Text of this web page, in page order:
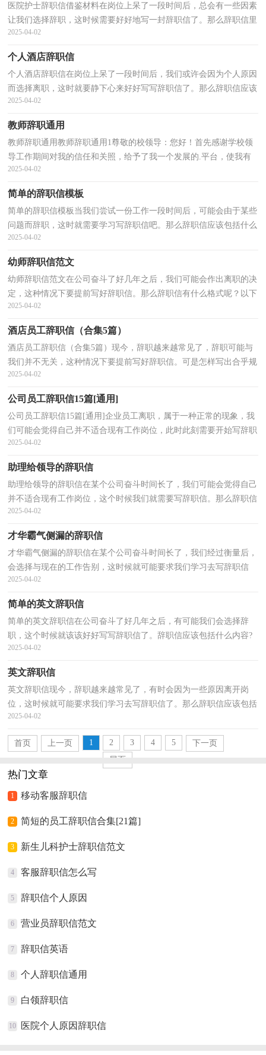
医院护士辞职信借鉴材料在岗位上呆了一段时间后，总会有一些因素
让我们选择辞职，这时候需要好好地写一封辞职信了。那么辞职信里
该包含哪些内容呢？下面是小编整理的医院护士辞职...
2025-04-02
个人酒店辞职信
个人酒店辞职信在岗位上呆了一段时间后，我们或许会因为个人原因
而选择离职，这时就要静下心来好好写写辞职信了。那么辞职信应该
包括什么内容呢？下面是小编为大家整理的个人酒店...
2025-04-02
教师辞职通用
教师辞职通用教师辞职通用1尊敬的校领导：您好！首先感谢学校领
导工作期间对我的信任和关照，给予了我一个发展的.平台，使我有
了长足的进步。如今由于个人原因，现我正式向学校提出辞...
2025-04-02
简单的辞职信模板
简单的辞职信模板当我们尝试一份工作一段时间后，可能会由于某些
问题而辞职，这时就需要学习写辞职信吧。那么辞职信应该包括什么
内容呢？下面是小编为大家收集的简单的辞职信模板...
2025-04-02
幼师辞职信范文
幼师辞职信范文在公司奋斗了好几年之后，我们可能会作出离职的决
定，这种情况下要提前写好辞职信。那么辞职信有什么格式呢？以下
是小编精心整理的幼师辞职信范文，仅供参考，希望能够...
2025-04-02
酒店员工辞职信（合集5篇）
酒店员工辞职信（合集5篇）现今，辞职越来越常见了，辞职可能与
我们并不无关，这种情况下要提前写好辞职信。可是怎样写出合乎规
范的辞职信呢？下面是小编整理的酒店员工辞职信，欢迎大家...
2025-04-02
公司员工辞职信15篇[通用]
公司员工辞职信15篇[通用]企业员工离职，属于一种正常的现象，我
们可能会觉得自己并不适合现有工作岗位，此时此刻需要开始写辞职
信了。现在你是否对辞职信一筹莫展呢？下面是小编精...
2025-04-02
助理给领导的辞职信
助理给领导的辞职信在某个公司奋斗时间长了，我们可能会觉得自己
并不适合现有工作岗位，这个时候我们就需要写辞职信。那么辞职信
里该包含哪些内容呢？以下是小编为大家整理的助理...
2025-04-02
才华霸气侧漏的辞职信
才华霸气侧漏的辞职信在某个公司奋斗时间长了，我们经过衡量后，
会选择与现在的工作告别，这时候就可能要求我们学习去写辞职信
了。我们该怎么写辞职信呢？下面是小编为大家收集的才...
2025-04-02
简单的英文辞职信
简单的英文辞职信在公司奋斗了好几年之后，有可能我们会选择辞
职，这个时候就该该好好写写辞职信了。辞职信应该包括什么内容?
下面是小编为大家收集的简单的英文辞职信，欢迎阅读，...
2025-04-02
英文辞职信
英文辞职信现今，辞职越来越常见了，有时会因为一些原因离开岗
位，这时候就可能要求我们学习去写辞职信了。那么辞职信应该包括
什么内容呢？下面是小编精心整理的英文辞职信，希望对大...
2025-04-02
首页 上一页 1 2 3 4 5
下一页
尾页
热门文章
1 移动客服辞职信
2 简短的员工辞职信合集[21篇]
3 新生儿科护士辞职信范文
4 客服辞职信怎么写
5 辞职信个人原因
6 营业员辞职信范文
7 辞职信英语
8 个人辞职信通用
9 白领辞职信
10 医院个人原因辞职信